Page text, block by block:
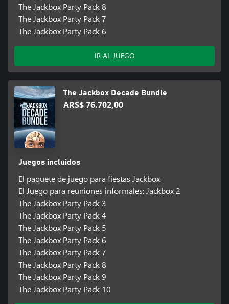
The Jackbox Party Pack 8
The Jackbox Party Pack 7
The Jackbox Party Pack 6
IR AL JUEGO
The Jackbox Decade Bundle
ARS$ 76.702,00
Juegos incluidos
El paquete de juego para fiestas Jackbox
El Juego para reuniones informales: Jackbox 2
The Jackbox Party Pack 3
The Jackbox Party Pack 4
The Jackbox Party Pack 5
The Jackbox Party Pack 6
The Jackbox Party Pack 7
The Jackbox Party Pack 8
The Jackbox Party Pack 9
The Jackbox Party Pack 10